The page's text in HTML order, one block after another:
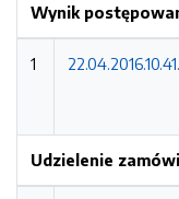
Wynik
1
Udzielenie